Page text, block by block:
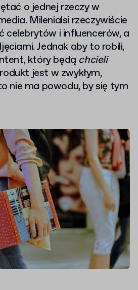
o jednej rzeczy w
Milenialsi rzeczywiście
celebrytów i influencerów, a
Jednak aby to robili,
który będą chcieli
jest w zwykłym,
nie ma powodu, by się tym